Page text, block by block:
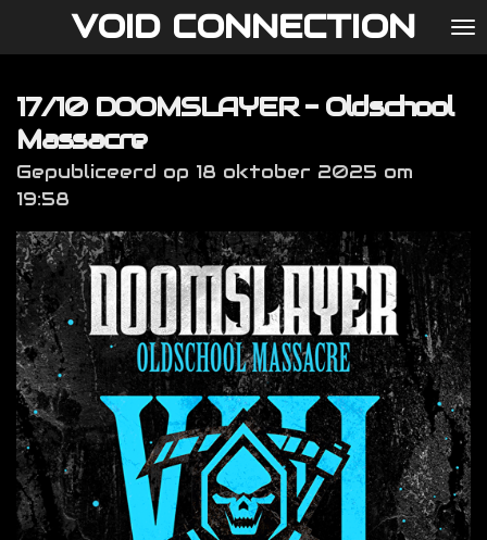
direct
de
hoofdinhoud
VOID CONNECTION
17/10 DOOMSLAYER - Oldschool
Massacre
Gepubliceerd op 18 oktober 2025 om
19:58